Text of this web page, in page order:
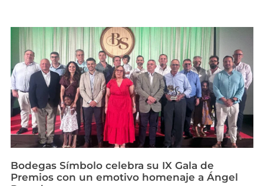
Bodegas Símbolo celebra su IX Gala de
Premios con un emotivo homenaje a Ángel